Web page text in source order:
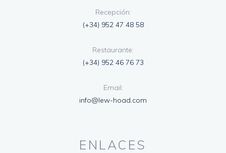
Recepción:
(+34) 952 47 48 58
Restaurante:
(+34) 952 46 76 73
Email:
info@lew-hoad.com
ENLACES